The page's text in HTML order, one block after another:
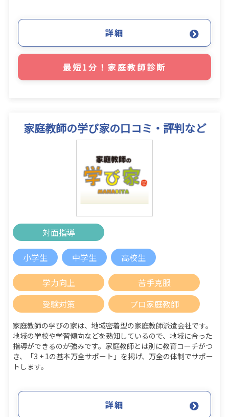
詳細
最短1分！家庭教師診断
家庭教師の学び家の口コミ・評判など
対面指導
小学生 中学生 高校生
学力向上
苦手克服
受験対策
プロ家庭教師
家庭教師の学びの家は、地域密着型の家庭教師派遣会社です。
地域の学校や学習傾向などを熟知しているので、地域に合った
指導ができるのが強みです。家庭教師とは別に教育コーチがつ
き、「3 + 1の基本万全サポート」を掲げ、万全の体制でサポー
トします。
詳細